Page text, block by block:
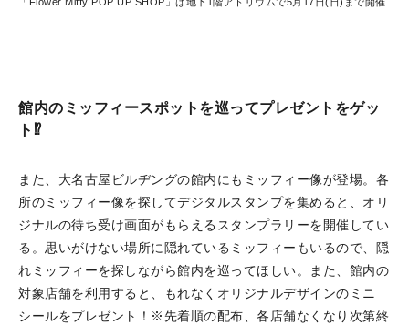
館内のミッフィースポットを巡ってプレゼントをゲッ
ト⁉
また、大名古屋ビルヂングの館内にもミッフィー像が登場。各
所のミッフィー像を探してデジタルスタンプを集めると、オリ
ジナルの待ち受け画面がもらえるスタンプラリーを開催してい
る。思いがけない場所に隠れているミッフィーもいるので、隠
れミッフィーを探しながら館内を巡ってほしい。また、館内の
対象店舗を利用すると、もれなくオリジナルデザインのミニ
シールをプレゼント！※先着順の配布、各店舗なくなり次第終